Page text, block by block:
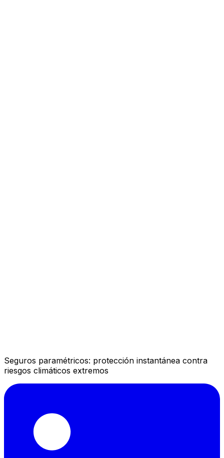
Seguros paramétricos: protección instantánea contra
riesgos climáticos extremos